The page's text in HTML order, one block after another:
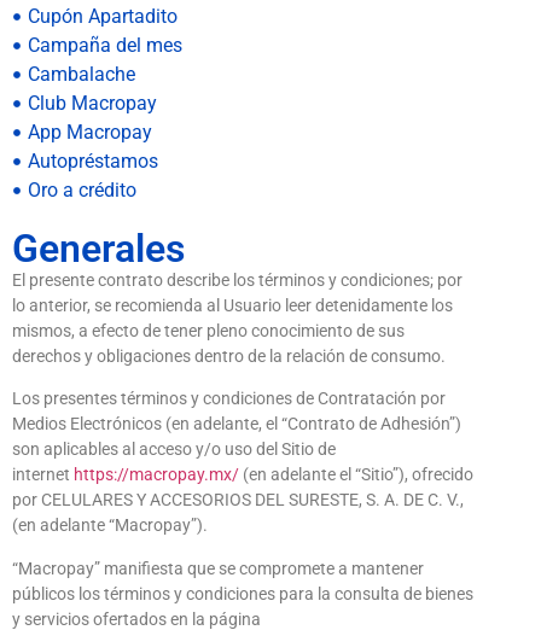
Cupón Apartadito
Campaña del mes
Cambalache
Club Macropay
App Macropay
Autopréstamos
Oro a crédito
Generales
El presente contrato describe los términos y condiciones; por
lo anterior, se recomienda al Usuario leer detenidamente los
mismos, a efecto de tener pleno conocimiento de sus
derechos y obligaciones dentro de la relación de consumo.
Los presentes términos y condiciones de Contratación por
Medios Electrónicos (en adelante, el “Contrato de Adhesión”)
son aplicables al acceso y/o uso del Sitio de
internet https://macropay.mx/ (en adelante el “Sitio”), ofrecido
por CELULARES Y ACCESORIOS DEL SURESTE, S. A. DE C. V.,
(en adelante “Macropay”).
“Macropay” manifiesta que se compromete a mantener
públicos los términos y condiciones para la consulta de bienes
y servicios ofertados en la página